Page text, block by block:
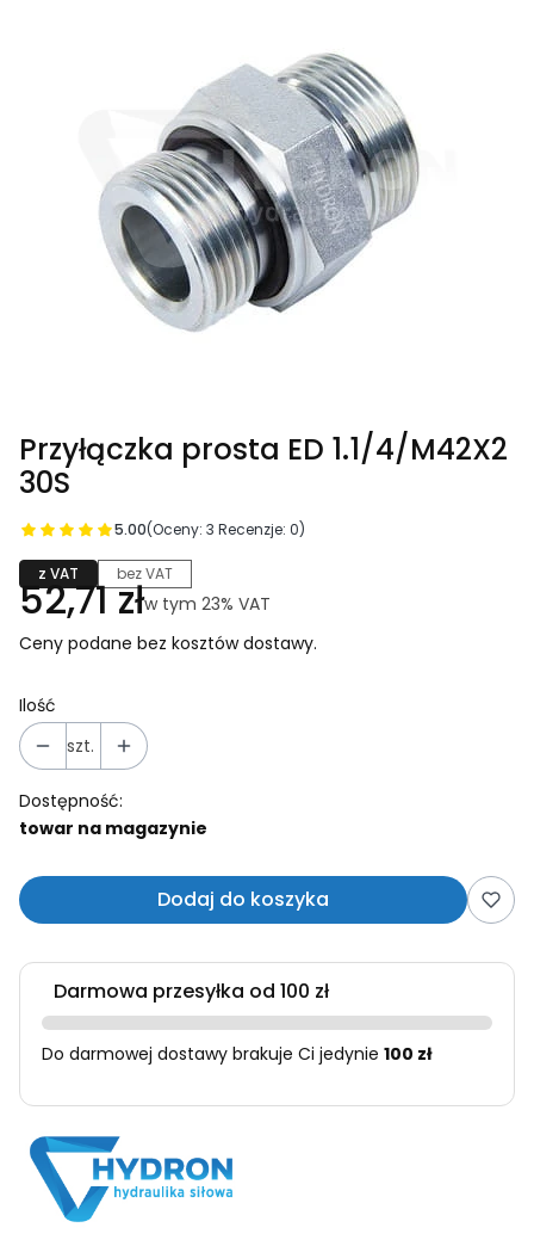
Przyłączka prosta ED 1.1/4/M42X2
30S
5.00(Oceny: 3 Recenzje: 0)
z VAT bez VAT
Cena
52,71 złw tym 23% VAT
w tym 23% VAT
Ceny podane bez kosztów dostawy.
Ilość
szt.
Dostępność:
towar na magazynie
Dodaj do koszyka
Darmowa przesyłka od 100 zł
Do darmowej dostawy brakuje Ci jedynie 100 zł